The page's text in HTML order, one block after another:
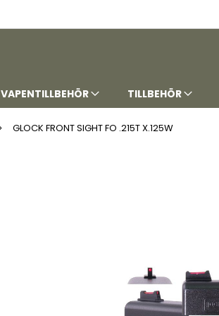
VAPENTILLBEHÖR TILLBEHÖR
GLOCK FRONT SIGHT FO .215T X.125W